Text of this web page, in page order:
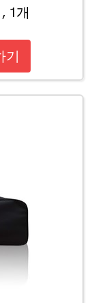
1개
기